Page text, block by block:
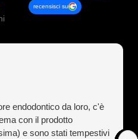
recensisci su
endodontico da loro, c'è
con il prodotto
e sono stati tempestivi